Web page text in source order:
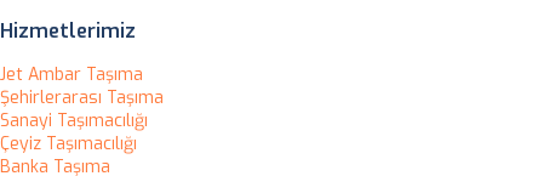
Hizmetlerimiz
Jet Ambar Taşıma
Şehirlerarası Taşıma
Sanayi Taşımacılığı
Çeyiz Taşımacılığı
Banka Taşıma